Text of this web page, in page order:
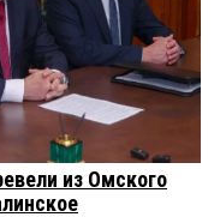
из Омского